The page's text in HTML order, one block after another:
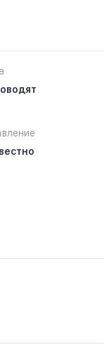
здесь.